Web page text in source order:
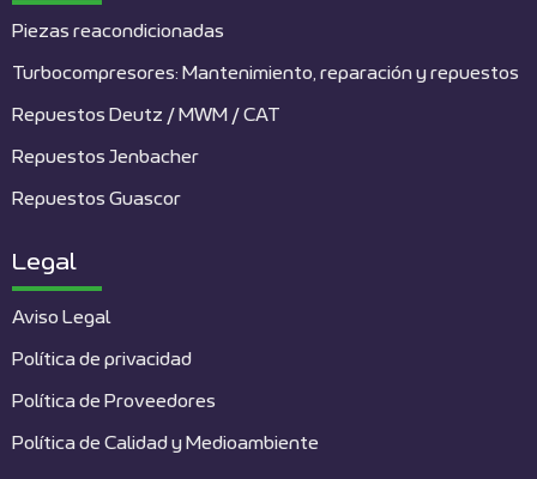
Piezas reacondicionadas
Turbocompresores: Mantenimiento, reparación y repuestos
Repuestos Deutz / MWM / CAT
Repuestos Jenbacher
Repuestos Guascor
Legal
Aviso Legal
Política de privacidad
Política de Proveedores
Política de Calidad y Medioambiente